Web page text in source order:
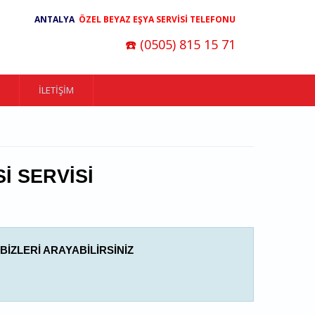
ANTALYA ÖZEL BEYAZ EŞYA SERVİSİ TELEFONU
☎️ (0505) 815 15 71
İLETIŞIM
SERVISI
ARAYABILIRSINIZ